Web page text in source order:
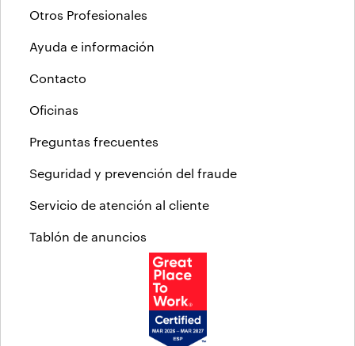
Otros Profesionales
Ayuda e información
Contacto
Oficinas
Preguntas frecuentes
Seguridad y prevención del fraude
Servicio de atención al cliente
Tablón de anuncios